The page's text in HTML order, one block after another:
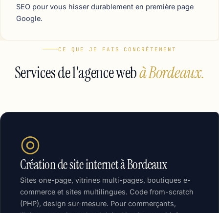
SEO pour vous hisser durablement en première page
Google.
CE QUE JE FAIS CONCRÈTEMENT
Services de l'agence webà Bordeaux.
◎
Création de site internet à Bordeaux
Sites one-page, vitrines multi-pages, boutiques e-
commerce et sites multilingues. Code from-scratch
(PHP), design sur-mesure. Pour commerçants,